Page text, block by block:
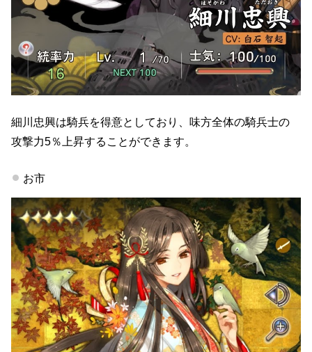
細川忠興は騎兵を得意としており、味方全体の騎兵士の
攻撃力5％上昇することができます。
お市